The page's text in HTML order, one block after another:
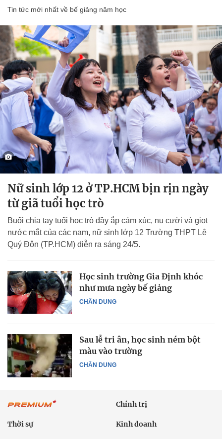
Tin tức mới nhất về bế giảng năm học
Nữ sinh lớp 12 ở TP.HCM bịn rịn ngày
từ giã tuổi học trò
Buổi chia tay tuổi học trò đầy ắp cảm xúc, nụ cười và giọt
nước mắt của các nam, nữ sinh lớp 12 Trường THPT Lê
Quý Đôn (TP.HCM) diễn ra sáng 24/5.
CHÂN DUNG
Học sinh trường Gia Định khóc
như mưa ngày bế giảng
CHÂN DUNG
Sau lễ tri ân, học sinh ném bột
màu vào trường
Chính trị
Thời sự Kinh doanh